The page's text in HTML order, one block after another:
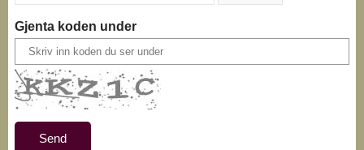
Gjenta koden under